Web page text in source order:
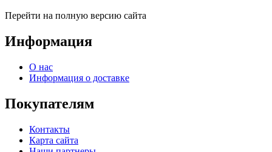
Перейти на полную версию сайта
Информация
О нас
Информация о доставке
Покупателям
Контакты
Карта сайта